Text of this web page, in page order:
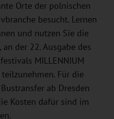
Orte der polnischen
besucht. Lernen
und nutzen Sie die
der 22. Ausgabe des
MILLENNIUM
teilzunehmen. Für die
ab Dresden
Kosten dafür sind im